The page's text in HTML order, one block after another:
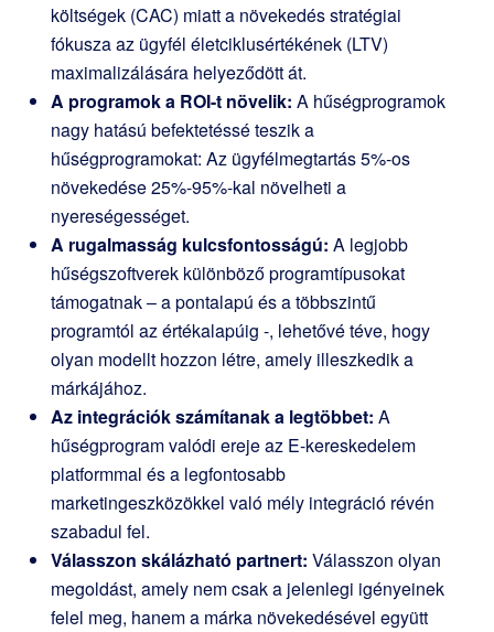
költségek (CAC) miatt a növekedés stratégiai
fókusza az ügyfél életciklusértékének (LTV)
maximalizálására helyeződött át.
A programok a ROI-t növelik: A hűségprogramok
nagy hatású befektetéssé teszik a
hűségprogramokat: Az ügyfélmegtartás 5%-os
növekedése 25%-95%-kal növelheti a
nyereségességet.
A rugalmasság kulcsfontosságú: A legjobb
hűségszoftverek különböző programtípusokat
támogatnak – a pontalapú és a többszintű
programtól az értékalapúig -, lehetővé téve, hogy
olyan modellt hozzon létre, amely illeszkedik a
márkájához.
Az integrációk számítanak a legtöbbet: A
hűségprogram valódi ereje az E-kereskedelem
platformmal és a legfontosabb
marketingeszközökkel való mély integráció révén
szabadul fel.
Válasszon skálázható partnert: Válasszon olyan
megoldást, amely nem csak a jelenlegi igényeinek
felel meg, hanem a márka növekedésével együtt